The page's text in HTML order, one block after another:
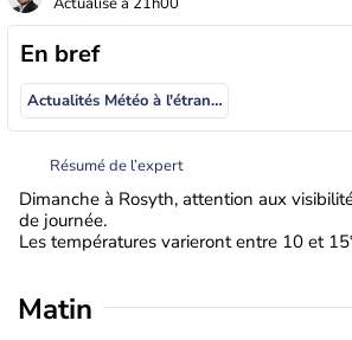
En bref
Actualités Météo à l'étranger
Résumé de l’expert
Dimanche à Rosyth, attention aux
de journée.
Les températures varieront entre 10 et
Matin